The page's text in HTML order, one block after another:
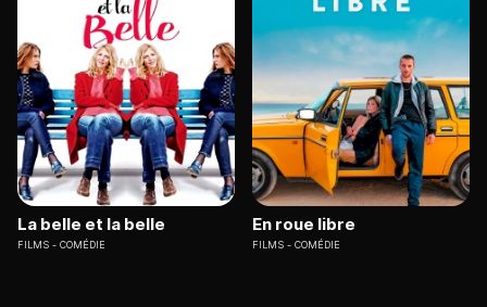
La belle et la belle
FILMS COMÉDIE
En roue libre
FILMS COMÉDIE